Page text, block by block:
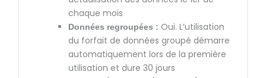
chaque mois
Données regroupées : Oui. L’utilisation
du forfait de données groupé démarre
automatiquement lors de la première
utilisation et dure 30 jours